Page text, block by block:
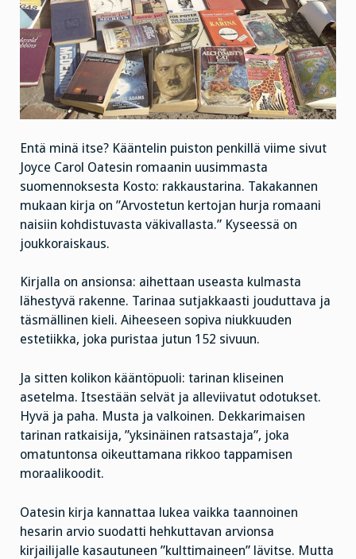
Entä minä itse? Kääntelin puiston penkillä viime sivut
Joyce Carol Oatesin romaanin uusimmasta
suomennoksesta Kosto: rakkaustarina. Takakannen
mukaan kirja on ”Arvostetun kertojan hurja romaani
naisiin kohdistuvasta väkivallasta.” Kyseessä on
joukkoraiskaus.
Kirjalla on ansionsa: aihettaan useasta kulmasta
lähestyvä rakenne. Tarinaa sutjakkaasti jouduttava ja
täsmällinen kieli. Aiheeseen sopiva niukkuuden
estetiikka, joka puristaa jutun 152 sivuun.
Ja sitten kolikon kääntöpuoli: tarinan kliseinen
asetelma. Itsestään selvät ja alleviivatut odotukset.
Hyvä ja paha. Musta ja valkoinen. Dekkarimaisen
tarinan ratkaisija, ”yksinäinen ratsastaja”, joka
omatuntonsa oikeuttamana rikkoo tappamisen
moraalikoodit.
Oatesin kirja kannattaa lukea vaikka taannoinen
hesarin arvio suodatti hehkuttavan arvionsa
kirjailijalle kasautuneen ”kulttimaineen” lävitse. Mutta